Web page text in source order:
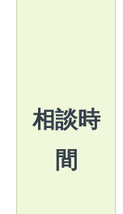
相談時
間